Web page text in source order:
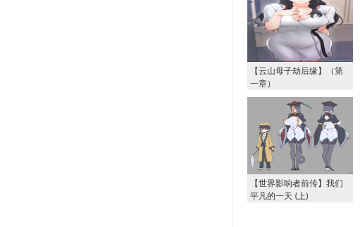
【云山母子劫后缘】（第
一章）
【世界影响者前传】我们
平凡的一天 (上)